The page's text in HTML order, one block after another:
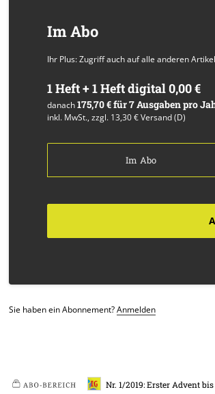
Im Abo
Ihr Plus: Zugriff auch auf alle anderen
1 Heft + 1 Heft digital 0,00 €
danach175,70 € für 7 Ausgaben pro
inkl. MwSt., zzgl. 13,30 € Versand (D)
Im Abo
Sie haben ein Abonnement?Anmelden
Nr. 1/2019: Erster Advent